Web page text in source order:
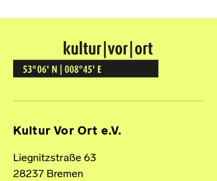
Kultur Vor Ort
BREMEN GRÖPELINGEN
Kultur Vor Ort e.V.
Liegnitzstraße 63
28237 Bremen